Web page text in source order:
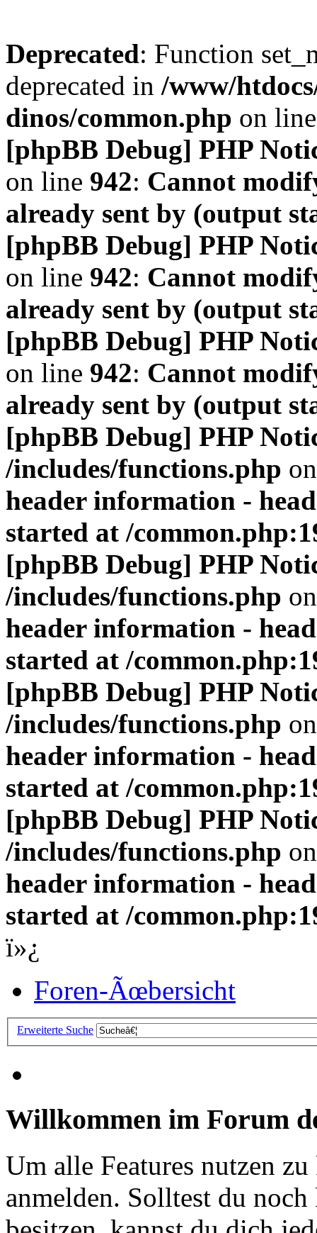
Deprecated: Function
deprecated in /www/
dinos/common.php on
[phpBB Debug] PHP
on line 942: Cannot
already sent by (output
[phpBB Debug] PHP
on line 942: Cannot
already sent by (output
[phpBB Debug] PHP
on line 942: Cannot
already sent by (output
[phpBB Debug] PHP
/includes/functions.php
header information -
started at /
[phpBB Debug] PHP
/includes/functions.php
header information -
started at /
[phpBB Debug] PHP
/includes/functions.php
header information -
started at /
[phpBB Debug] PHP
/includes/functions.php
header information -
started at /
ï»¿
Foren-Ãœbersicht
Erweiterte Suche
Willkommen im Forum
Um alle Features nutzen
anmelden. Solltest du